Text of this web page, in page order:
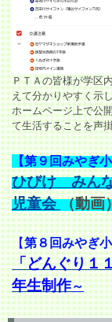
ＰＴＡの皆様が学区
えて分かりやすく示
ホームページ上で公
て生活することを声
【第９回みやぎ
ひびけ みん
児童会（動画
【第８回みやぎ
「どんぐり１
年生制作～